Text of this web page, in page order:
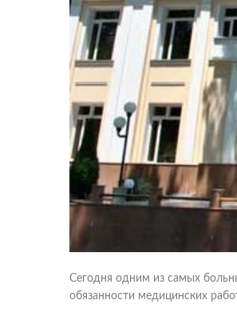
Сегодня одним из самых
обязанности медицинских